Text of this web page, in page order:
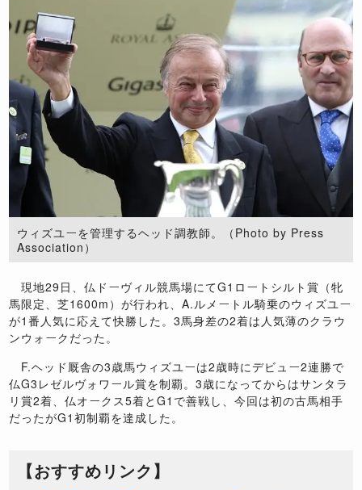
ウィズユーを管理するヘッド調教師。（Photo by Press
Association）
現地29日、仏ドーヴィル競馬場にてG1ロートシルト賞（牝
馬限定、芝1600m）が行われ、A.ルメートル騎乗のウィズユー
が1番人気に応えて快勝した。3馬身差の2着は人気薄のクラウ
ンウォークだった。
F.ヘッド厩舎の3歳馬ウィズユーは2歳時にデビュー2連勝で
仏G3レゼルヴォワール賞を制覇。3歳になってからはサンタラ
リ賞2着、仏オークス5着とG1で善戦し、今回は初の古馬相手
だったがG1初制覇を達成した。
【おすすめリンク】